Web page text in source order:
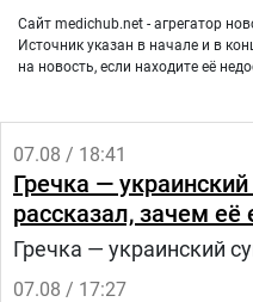
Сайт medichub.net - агрегатор
Источник указан в начале и в
на новость, если находите её
07.08 / 18:41
Гречка —
рассказал, зачем её
Гречка — украинский
07.08 / 17:27